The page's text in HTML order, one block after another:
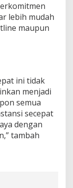
lebih mudah
maupun
ini tidak
menjadi
semua
secepat
dengan
tambah